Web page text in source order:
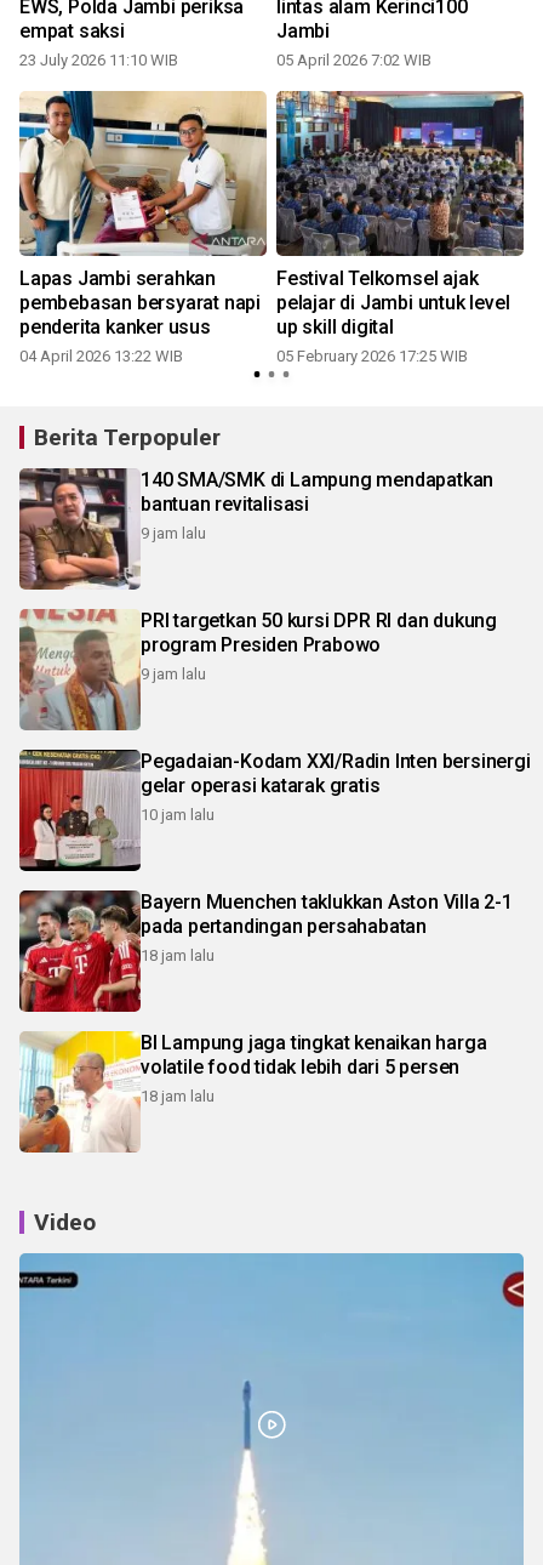
EWS, Polda Jambi periksa
empat saksi
23 July 2026 11:10 WIB
lintas alam Kerinci100
Jambi
05 April 2026 7:02 WIB
Lapas Jambi serahkan
pembebasan bersyarat napi
penderita kanker usus
04 April 2026 13:22 WIB
Festival Telkomsel ajak
pelajar di Jambi untuk level
up skill digital
05 February 2026 17:25 WIB
Berita Terpopuler
140 SMA/SMK di Lampung mendapatkan
bantuan revitalisasi
9 jam lalu
PRI targetkan 50 kursi DPR RI dan dukung
program Presiden Prabowo
9 jam lalu
Pegadaian-Kodam XXI/Radin Inten bersinergi
gelar operasi katarak gratis
10 jam lalu
Bayern Muenchen taklukkan Aston Villa 2-1
pada pertandingan persahabatan
18 jam lalu
BI Lampung jaga tingkat kenaikan harga
volatile food tidak lebih dari 5 persen
18 jam lalu
Video